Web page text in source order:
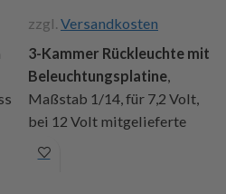
zzgl. Versandkosten
3-Kammer Rückleuchte mit
Beleuchtungsplatine,
Maßstab 1/14, für 7,2 Volt,
bei 12 Volt mitgelieferte
Diode verwenden,